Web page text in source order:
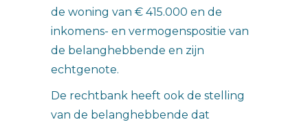
de woning van € 415.000 en de
inkomens- en vermogenspositie van
de belanghebbende en zijn
echtgenote.
De rechtbank heeft ook de stelling
van de belanghebbende dat